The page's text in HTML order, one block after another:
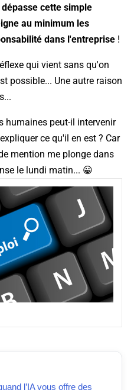
cette simple
au minimum les
dans l'entreprise !
qui vient sans qu'on
possible... Une autre raison
humaines peut-il intervenir
ce qu'il en est ? Car
mention me plonge dans
le lundi matin... 😀
l’IA vous offre des